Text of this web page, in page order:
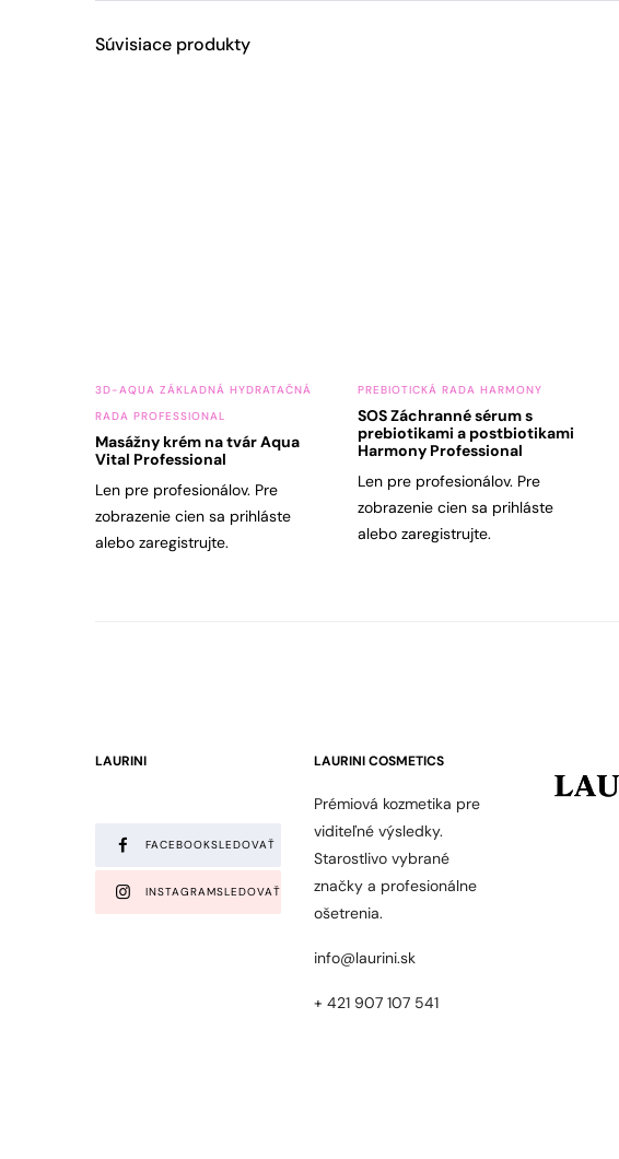
Súvisiace produkty
3D-AQUA ZÁKLADNÁ HYDRATAČNÁ
RADA PROFESSIONAL
Masážny krém na tvár Aqua
Vital Professional
Len pre profesionálov. Pre
zobrazenie cien sa prihláste
alebo zaregistrujte.
PREBIOTICKÁ RADA HARMONY
SOS Záchranné sérum s
prebiotikami a postbiotikami
Harmony Professional
Len pre profesionálov. Pre
zobrazenie cien sa prihláste
alebo zaregistrujte.
LAURINI
FACEBOOKSLEDOVAŤ
INSTAGRAMSLEDOVAŤ
LAURINI COSMETICS
Prémiová kozmetika pre
viditeľné výsledky.
Starostlivo vybrané
značky a profesionálne
ošetrenia.
info@laurini.sk
+ 421 907 107 541